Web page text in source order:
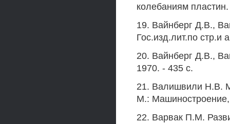
колебаниям
19. Вайнберг Д.В.,
Гос.изд.лит.по стр.и
20. Вайнберг Д.В.,
1970. - 435 с.
21. Валишвили Н.В.
М.:
22. Варвак П.М.